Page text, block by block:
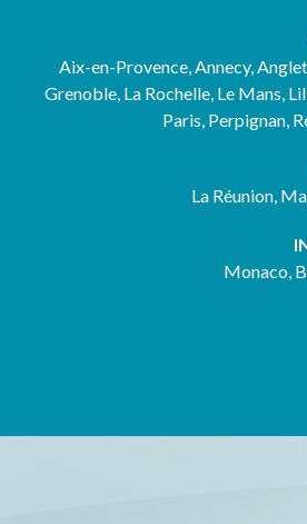
Aix-en-Provence, Annecy,
Grenoble, La Rochelle, Le Mans,
Paris, Perpignan,
La Réunion,
Monaco,